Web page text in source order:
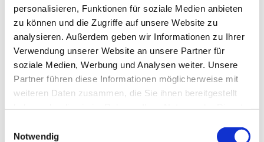
personalisieren, Funktionen für soziale Medien anbieten
zu können und die Zugriffe auf unsere Website zu
analysieren. Außerdem geben wir Informationen zu Ihrer
Verwendung unserer Website an unsere Partner für
soziale Medien, Werbung und Analysen weiter. Unsere
Partner führen diese Informationen möglicherweise mit
weiteren Daten zusammen, die Sie ihnen bereitgestellt
Notwendig
Dies könnte Sie auch
interessieren